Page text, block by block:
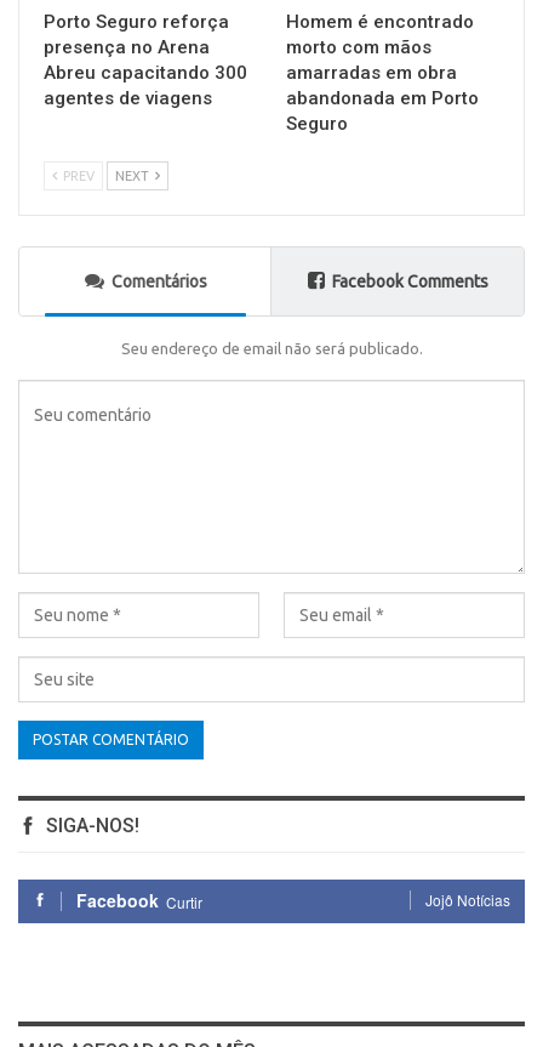
Porto Seguro reforça
presença no Arena
Abreu capacitando 300
agentes de viagens
Homem é encontrado
morto com mãos
amarradas em obra
abandonada em Porto
Seguro
PREV NEXT
Comentários Facebook Comments
Seu endereço de email não será publicado.
SIGA-NOS!
Facebook Curtir Jojô Notícias